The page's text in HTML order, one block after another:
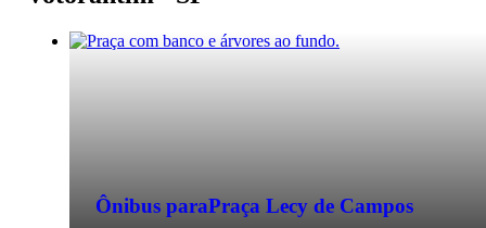
Ônibus paraPraça Lecy de Campos